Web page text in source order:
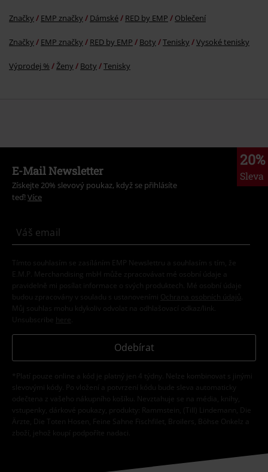
Značky EMP značky Dámské RED by EMP Oblečení
Značky EMP značky RED by EMP Boty Tenisky Vysoké tenisky
Výprodej % Ženy Boty Tenisky
20%
Sleva
E-Mail Newsletter
Získejte 20% slevový poukaz, když se přihlásíte
teď! Více
Tímto souhlasím se zasíláním EMP Newslettru a souhlasím s tím, že
E.M.P. Merchandising mbH může zpracovávat mé osobní údaje a
pravidelně mi posílat informace o svých produktech. Mé osobní údaje
budou zpracovány v souladu s ustanoveními
Ochrana osobních údajů
Můj souhlas mohu kdykoliv odvolat na odhlašovací odkaz/link.
Unsubscribe here
Odebírat
*Platí pouze online a kód je platný jen 4 týdny. Nelze kombinovat s jinými
slevovými kódy. Po vložení a potvrzení kódu bude sleva automaticky
odečtena z vašeho nákupního košíku. Nevztahuje se na média, knihy,
vstupenky, dárkové poukazy, produkty: Rammstein, (Till) Lindemann, Die
Ärzte, Die Toten Hosen, Feine Sahne Fischfilet, Broilers, Böhse Onkelz a
zboží, jehož koupí podpoříte nadaci.